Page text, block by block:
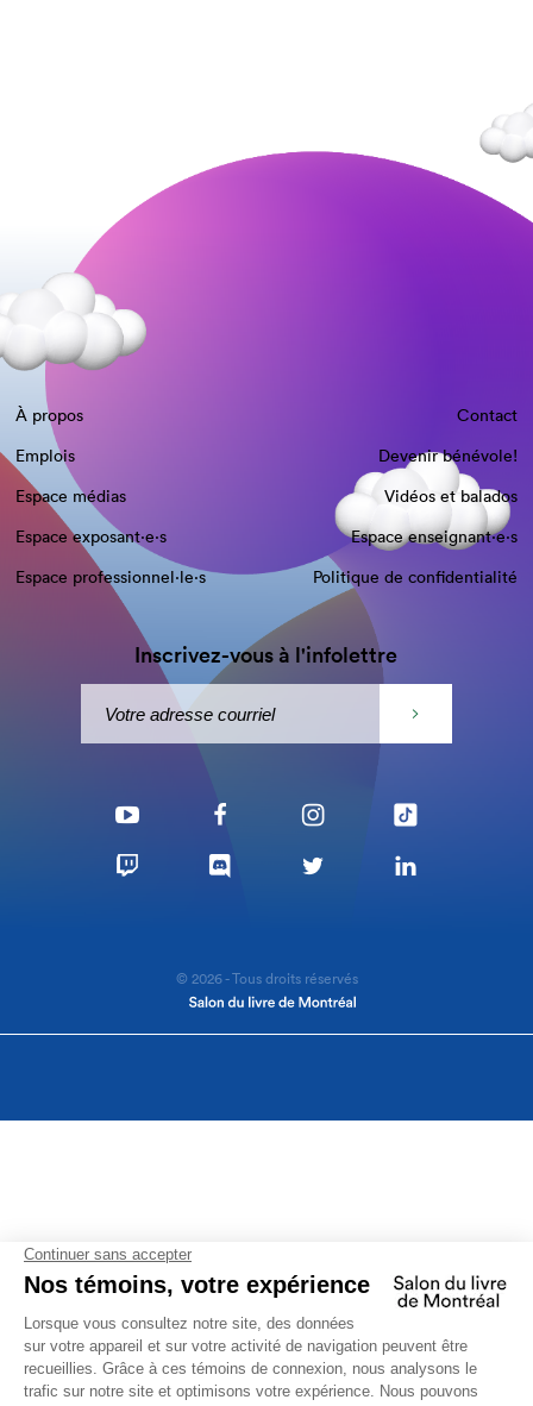
À propos
Contact
Emplois
Devenir bénévole!
Espace médias
Vidéos et balados
Espace exposant·e⋅s
Espace enseignant·e⋅s
Espace professionnel·le⋅s
Politique de confidentialité
Inscrivez-vous à l'infolettre
© 2026 - Tous droits réservés